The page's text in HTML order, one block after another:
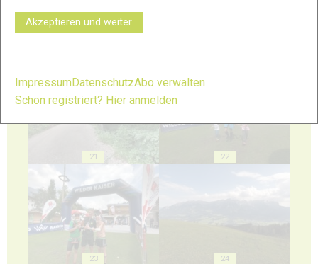
21 22
23 24
Akzeptieren und weiter
Impressum DatenschutzAbo verwalten
Schon registriert? Hier anmelden